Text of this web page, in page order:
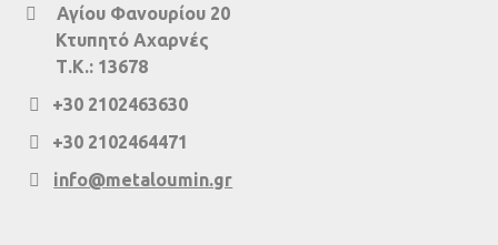
Αγίου Φανουρίου 20
Κτυπητό Αχαρνές
Τ.Κ.: 13678
+30 2102463630
+30 2102464471
info@metaloumin.gr